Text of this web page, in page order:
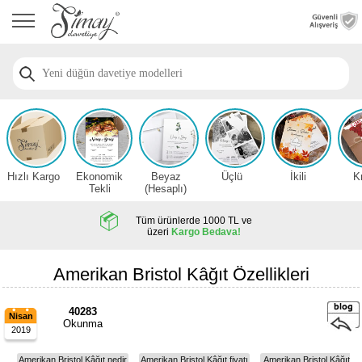
Anasayfa
Davetiye
Nişan
Davetiye
Modelleri
Davetiye
Zarfsız,
Hızlı Kargo
Ekonomik
Tekli
Beyaz
(Hesaplı)
Üçlü İkili
Tüm ürünlerde 1000 TL ve
üzeri Kargo Bedava!
Amerikan Bristol Kâğıt Özellikleri
Nisan
2019
40283
Okunma
Amerikan Bristol Kâğıt nedir Amerikan Bristol Kâğıt fiyatı
Amerikan Bristol Kâğıt